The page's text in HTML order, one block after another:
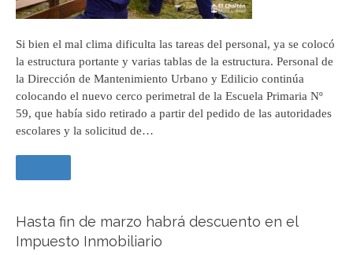
Si bien el mal clima dificulta las tareas del personal, ya se colocó
la estructura portante y varias tablas de la estructura. Personal de
la Dirección de Mantenimiento Urbano y Edilicio continúa
colocando el nuevo cerco perimetral de la Escuela Primaria Nº
59, que había sido retirado a partir del pedido de las autoridades
escolares y la solicitud de…
Hasta fin de marzo habrá descuento en el
Impuesto Inmobiliario